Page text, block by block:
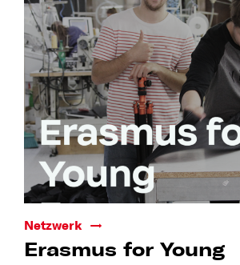
Netzwerk
Erasmus for Young